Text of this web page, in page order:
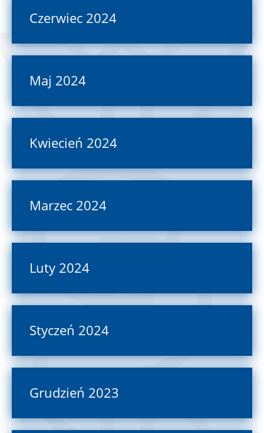
Czerwiec 2024
Maj 2024
Kwiecień 2024
Marzec 2024
Luty 2024
Styczeń 2024
Grudzień 2023